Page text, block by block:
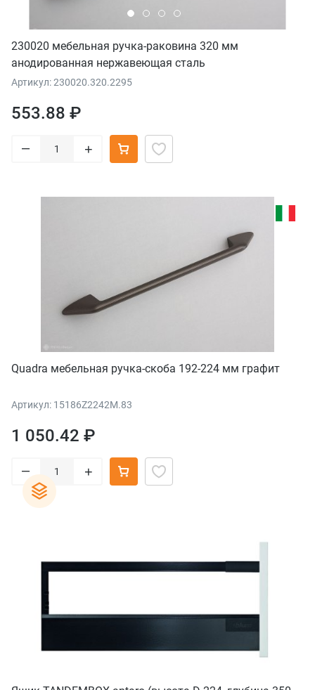
230020 мебельная ручка-раковина 320 мм
анодированная нержавеющая сталь
Артикул: 230020.320.2295
553.88 ₽
– +
Quadra мебельная ручка-скоба 192-224 мм графит
Артикул: 15186Z2242M.83
1 050.42 ₽
– +